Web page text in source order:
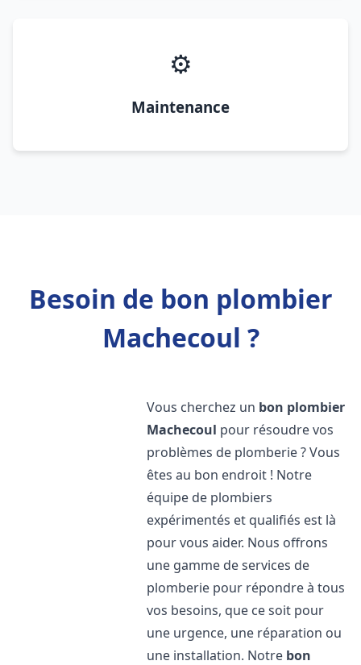
⚙️
Maintenance
Besoin de bon plombier
Machecoul ?
Vous cherchez un bon plombier
Machecoul pour résoudre vos
problèmes de plomberie ? Vous
êtes au bon endroit ! Notre
équipe de plombiers
expérimentés et qualifiés est là
pour vous aider. Nous offrons
une gamme de services de
plomberie pour répondre à tous
vos besoins, que ce soit pour
une urgence, une réparation ou
une installation. Notre bon